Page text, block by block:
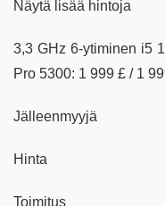
Näytä lisää hintoja
3,3 GHz 6-ytiminen i5
Pro 5300: 1 999 £ / 1
Jälleenmyyjä
Hinta
Toimitus